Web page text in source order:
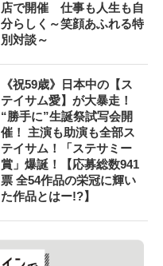
店で開催 仕事も人生も自
分らしく～笑顔あふれる特
別対談～
《祝59歳》日本中の【ス
テイサム愛】が大暴走！
“勝手に”生誕祭試写会開
催！ 主演も助演も全部ス
テイサム！「ステサミー
賞」爆誕！【応募総数941
票 全54作品の栄冠に輝い
た作品とはー!?】